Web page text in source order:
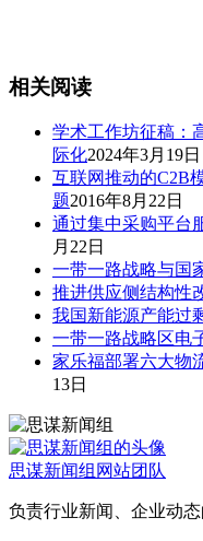
相关阅读
学术工作坊征稿：
际化2024年3月19日
互联网推动的C2B
题2016年8月22日
通过集中采购平台
月22日
一带一路战略与国
推进供应侧结构性
我国新能源产能过
一带一路战略区电
家乐福部署六大物
13日
思谋新闻组 网站团队
负责行业新闻、企业动